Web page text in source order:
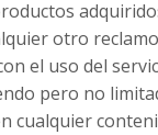
otro
el uso del
pero no
cualquier